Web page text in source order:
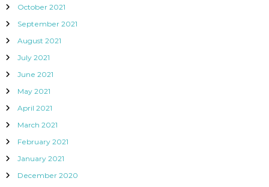
October 2021
September 2021
August 2021
July 2021
June 2021
May 2021
April 2021
March 2021
February 2021
January 2021
December 2020